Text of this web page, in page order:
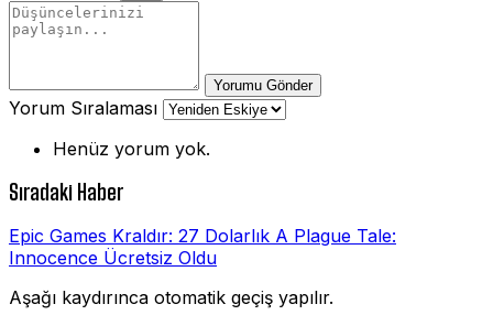
Yorumu Gönder
Yorum Sıralaması
Henüz yorum yok.
Sıradaki Haber
Epic Games Kraldır: 27 Dolarlık A Plague Tale:
Innocence Ücretsiz Oldu
Aşağı kaydırınca otomatik geçiş yapılır.